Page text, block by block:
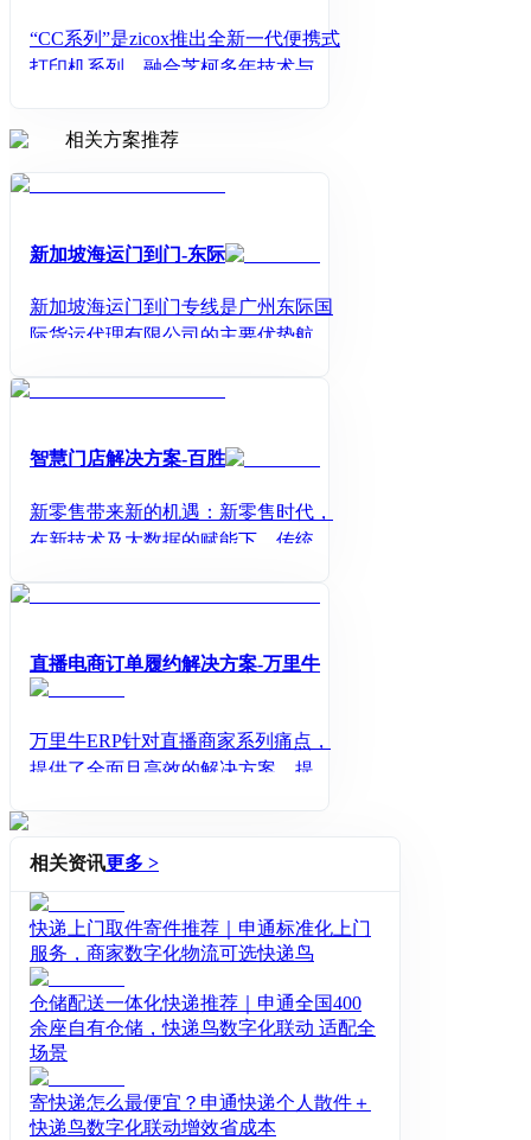
“CC系列”是zicox推出全新一代便携式
打印机系列，融合芝柯多年技术与经
相关方案推荐
新加坡海运门到门-东际
新加坡海运门到门专线是广州东际国
际货运代理有限公司的主要优势航线
天发货拼柜1-3个集装箱发往新加坡，
势。公司以广州为中心，在深圳、东
莞、佛山、中山、新加坡等地都设有
智慧门店解决方案-百胜
新零售带来新的机遇：新零售时代，
在新技术及大数据的赋能下，传统零
直播电商订单履约解决方案-万里牛
万里牛ERP针对直播商家系列痛点，
提供了全面且高效的解决方案，提效
相关资讯更多 >
快递上门取件寄件推荐｜申通标准化上门
服务，商家数字化物流可选快递鸟
仓储配送一体化快递推荐｜申通全国400
余座自有仓储，快递鸟数字化联动 适配全
场景
寄快递怎么最便宜？申通快递个人散件＋
快递鸟数字化联动增效省成本